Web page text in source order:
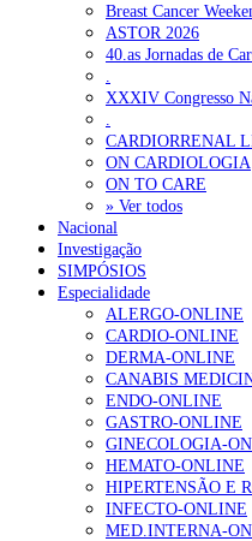
Breast Cancer
ASTOR 2026
40.as Jornadas de
XXXIV Congresso
CARDIORRENAL
ON CARDIOLOGIA
ON TO CARE
» Ver todos
Nacional
Investigação
SIMPÓSIOS
Especialidade
ALERGO-ONLINE
CARDIO-ONLINE
DERMA-ONLINE
CANABIS
ENDO-ONLINE
GASTRO-ONLINE
GINECOLOGIA-
HEMATO-ONLINE
HIPERTENSÃO E
INFECTO-ONLINE
MED.INTERNA-